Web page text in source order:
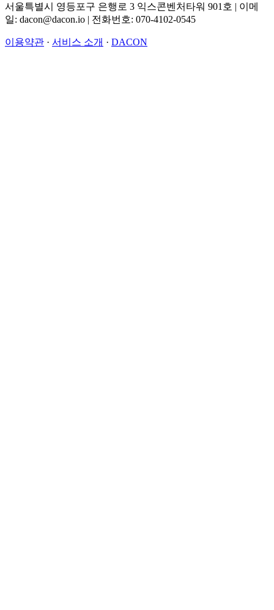
서울특별시 영등포구 은행로 3 익스콘벤처타워 901호 | 이메
일: dacon@dacon.io | 전화번호: 070-4102-0545
이용약관 · 서비스 소개 · DACON